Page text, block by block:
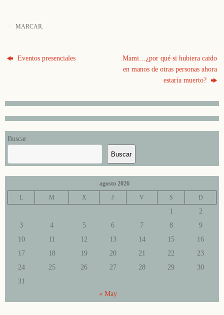
MARCAR.
Eventos presenciales
Mami…¿por qué si hubiera caido
en manos de otras personas ahora
estaría muerto?
Buscar
Buscar
agosto 2026
L
M X J V S D
1
2
3
4 5 6 7 8
9
10
11 12 13 14 15
16
17
18 19 20 21 22
23
24
25 26 27 28 29
30
31
« May